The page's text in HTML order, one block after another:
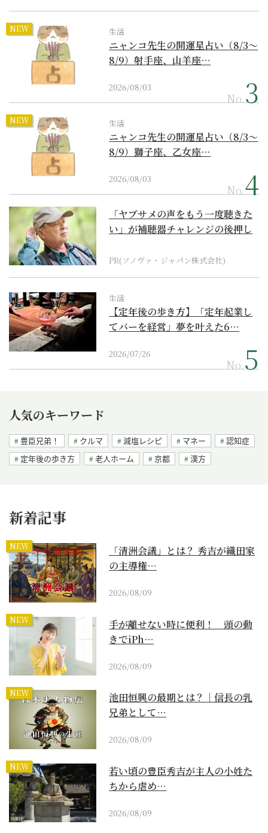
NEW 生活
ニャンコ先生の開運星占い（8/3～
8/9）射手座、山羊座…
2026/08/03
No.
NEW 生活
ニャンコ先生の開運星占い（8/3～
8/9）獅子座、乙女座…
2026/08/03
No.
「ヤブサメの声をもう一度聴きた
い」が補聴器チャレンジの後押し
PR(ソノヴァ・ジャパン株式会社)
生活
【定年後の歩き方】「定年起業し
てバーを経営」夢を叶えた6…
2026/07/26
No.
人気のキーワード
豊臣兄弟！ クルマ 減塩レシピ マネー
認知症
定年後の歩き方
老人ホーム 京都 漢方
新着記事
NEW
「清洲会議」とは？ 秀吉が織田家
の主導権…
2026/08/09
NEW
手が離せない時に便利！ 頭の動
きでiPh…
2026/08/09
NEW
池田恒興の最期とは？｜信長の乳
兄弟として…
2026/08/09
NEW
若い頃の豊臣秀吉が主人の小姓た
ちから虐め…
2026/08/09